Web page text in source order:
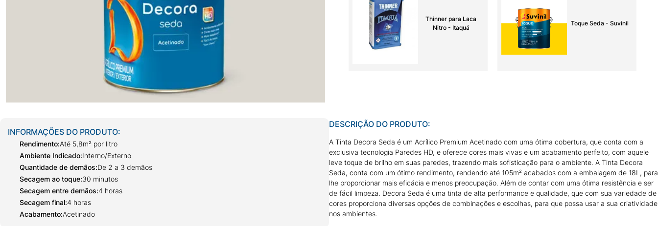
Thinner para Laca
Nitro - Itaquá
Toque Seda - Suvinil
INFORMAÇÕES DO PRODUTO:
Rendimento:Até 5,8m² por litro
Ambiente Indicado:Interno/Externo
Quantidade de demãos:De 2 a 3 demãos
Secagem ao toque:30 minutos
Secagem entre demãos:4 horas
Secagem final:4 horas
Acabamento:Acetinado
DESCRIÇÃO DO PRODUTO:
A Tinta Decora Seda é um Acrílico Premium Acetinado com uma ótima cobertura, que conta com a
exclusiva tecnologia Paredes HD, e oferece cores mais vivas e um acabamento perfeito, com aquele
leve toque de brilho em suas paredes, trazendo mais sofisticação para o ambiente. A Tinta Decora
Seda, conta com um ótimo rendimento, rendendo até 105m² acabados com a embalagem de 18L, para
lhe proporcionar mais eficácia e menos preocupação. Além de contar com uma ótima resistência e ser
de fácil limpeza. Decora Seda é uma tinta de alta performance e qualidade, que com sua variedade de
cores proporciona diversas opções de combinações e escolhas, para que possa usar a sua criatividade
nos ambientes.